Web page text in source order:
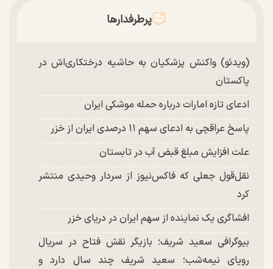
چند تصویر بسیار زیبا و جدید از هدیه تهرانی منتشر
پرطرفدارها
(ویدئو) واکنش پزشکیان به حاشیه درختکاری‌اش در
پاکستان
ادعای تازه امارات درباره حمله موشکی ایران
پاسخ عراقچی به ادعای سهم ۱۱ درصدی ایران از خزر
علت افزایش مبلغ قبض آب در تابستان
نقل‌قول جعلی که فاکس‌نیوز از سردار وحیدی منتشر
کرد
افشاگری یک نماینده از سهم ایران در دریای خزر
بیوگرافی سعید شریف؛ بازیگر نقش فتاح در سریال
رویای نیمه‌شب؛ سعید شریف چند سال دارد و